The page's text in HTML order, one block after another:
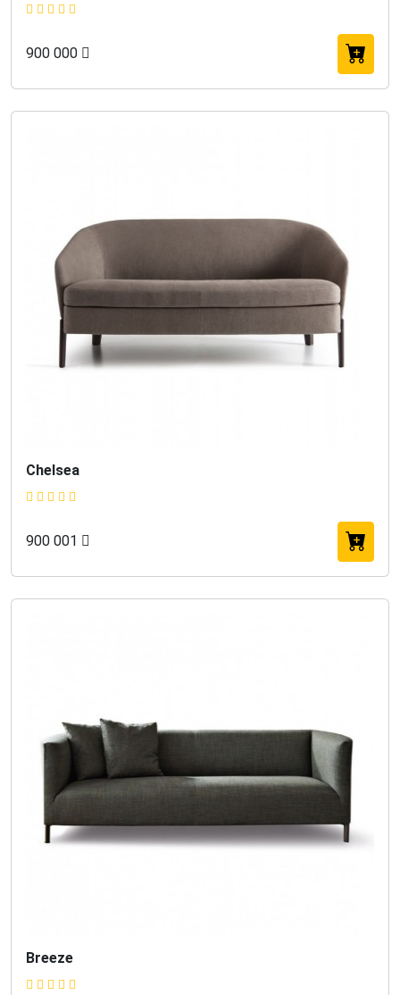
900 000
Chelsea
900 001
Breeze